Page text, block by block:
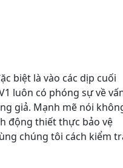
biệt là vào các dịp cuối
luôn có phóng sự về
giả. Mạnh mẽ nói
động thiết thực bảo vệ
chúng tôi cách kiểm